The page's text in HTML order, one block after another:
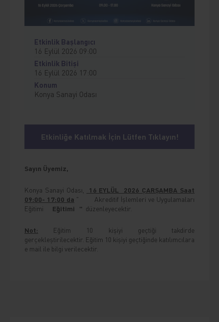
Etkinlik Başlangıcı
16 Eylül 2026 09:00
Etkinlik Bitişi
16 Eylül 2026 17:00
Konum
Konya Sanayi Odası
Etkinliğe Katılmak İçin Lütfen Tıklayın!
Sayın Üyemiz,
Konya Sanayi Odası,
16 EYLÜL 2026 ÇARŞAMBA Saat
09:00- 17:00 da " Akreditif İşlemleri ve Uygulamaları
Eğitimi Eğitimi " düzenleyecektir.
Not:
Eğitim 10 kişiyi geçtiği takdirde
gerçekleştirilecektir. Eğitim 10 kişiyi geçtiğinde katılımcılara
e mail ile bilgi verilecektir.